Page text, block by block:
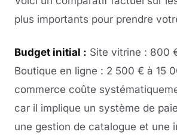
plus importants pour prendre
Budget initial : Site vitrine : 800
Boutique en ligne : 2 500 € à 15
commerce coûte
car il implique un système de
une gestion de catalogue et une